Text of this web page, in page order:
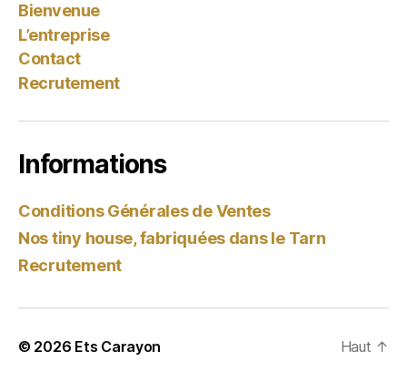
Bienvenue
L’entreprise
Contact
Recrutement
Informations
Conditions Générales de Ventes
Nos tiny house, fabriquées dans le Tarn
Recrutement
© 2026 Ets Carayon Haut ↑